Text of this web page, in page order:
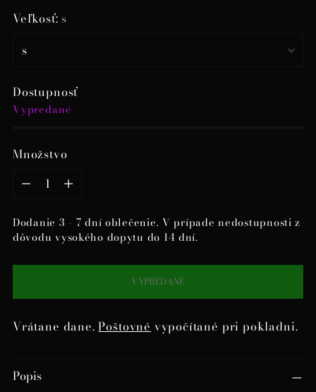
Veľkosť:s
Dostupnosť
Vypredané
Množstvo
Množstvo
Dodanie 3 - 7 dní oblečenie. V prípade nedostupnosti z
dôvodu vysokého dopytu do 14 dní.
VYPREDANÉ
Vrátane dane.Poštovnévypočítané pri pokladni.
produktu
Popis